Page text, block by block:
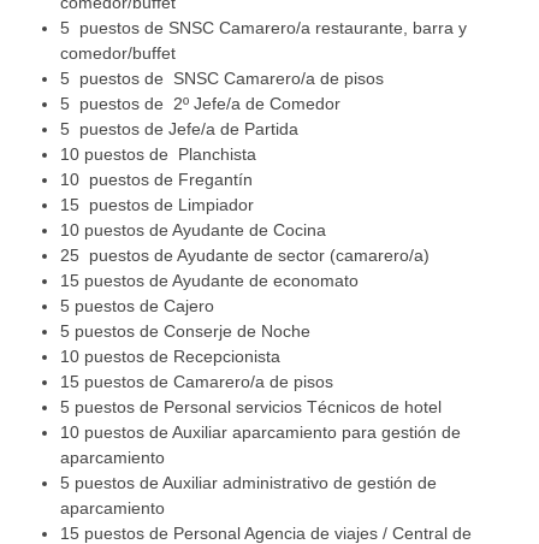
5 puestos de SNSC Camarero/a restaurante, barra y
comedor/buffet
5 puestos de SNSC Camarero/a de pisos
5 puestos de 2º Jefe/a de Comedor
5 puestos de Jefe/a de Partida
10 puestos de Planchista
10 puestos de Fregantín
15 puestos de Limpiador
10 puestos de Ayudante de Cocina
25 puestos de Ayudante de sector (camarero/a)
15 puestos de Ayudante de economato
5 puestos de Cajero
5 puestos de Conserje de Noche
10 puestos de Recepcionista
15 puestos de Camarero/a de pisos
5 puestos de Personal servicios Técnicos de hotel
10 puestos de Auxiliar aparcamiento para gestión de
aparcamiento
5 puestos de Auxiliar administrativo de gestión de
aparcamiento
15 puestos de Personal Agencia de viajes / Central de